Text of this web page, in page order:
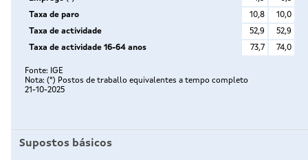
Supostos básicos